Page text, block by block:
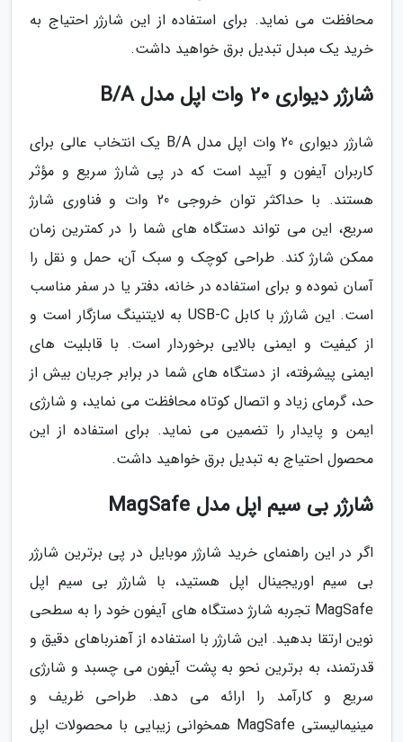
محافظت می نماید. برای استفاده از این شارژر احتیاج به
خرید یک مبدل تبدیل برق خواهید داشت.
شارژر دیواری 20 وات اپل مدل B/A
شارژر دیواری 20 وات اپل مدل B/A یک انتخاب عالی برای
کاربران آیفون و آیپد است که در پی شارژ سریع و مؤثر
هستند. با حداکثر توان خروجی 20 وات و فناوری شارژ
سریع، این می تواند دستگاه های شما را در کمترین زمان
ممکن شارژ کند. طراحی کوچک و سبک آن، حمل و نقل را
آسان نموده و برای استفاده در خانه، دفتر یا در سفر مناسب
است. این شارژر با کابل USB-C به لایتنینگ سازگار است و
از کیفیت و ایمنی بالایی برخوردار است. با قابلیت های
ایمنی پیشرفته، از دستگاه های شما در برابر جریان بیش از
حد، گرمای زیاد و اتصال کوتاه محافظت می نماید، و شارژی
ایمن و پایدار را تضمین می نماید. برای استفاده از این
محصول احتیاج به تبدیل برق خواهید داشت.
شارژر بی سیم اپل مدل MagSafe
اگر در این راهنمای خرید شارژر موبایل در پی برترین شارژر
بی سیم اوریجینال اپل هستید، با شارژر بی سیم اپل
MagSafe تجربه شارژ دستگاه های آیفون خود را به سطحی
نوین ارتقا بدهید. این شارژر با استفاده از آهنرباهای دقیق و
قدرتمند، به برترین نحو به پشت آیفون می چسبد و شارژی
سریع و کارآمد را ارائه می دهد. طراحی ظریف و
مینیمالیستی MagSafe همخوانی زیبایی با محصولات اپل